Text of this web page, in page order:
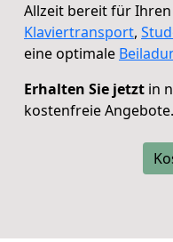
Allzeit bereit für Ihren
Klaviertransport,
eine optimale
Erhalten Sie jetzt in
kostenfreie Angebote.